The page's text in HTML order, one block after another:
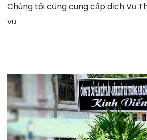
Chúng tôi cũng cung cấp dịch Vụ
vụ